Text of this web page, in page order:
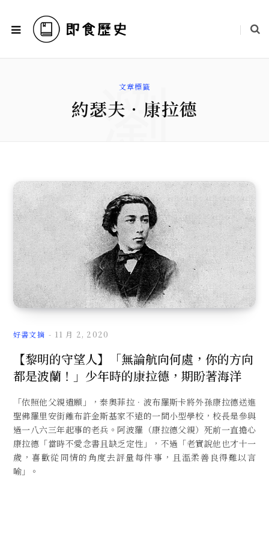
文章標籤
約瑟夫．康拉德
瀏
覽
文
章
好書文摘 11 月 2, 2020
【黎明的守望人】「無論航向何處，你的方向
都是波蘭！」少年時的康拉德，期盼著海洋
「依照他父親遺願」，泰奧菲拉．波布羅斯卡將外孫康拉德送進
聖佛羅里安街離布許金斯基家不遠的一間小型學校，校長是參與
過一八六三年起事的老兵。阿波羅（康拉德父親）死前一直擔心
康拉德「當時不愛念書且缺乏定性」，不過「老實說他也才十一
歲，喜歡從同情的角度去評量每件事，且溫柔善良得難以言
喻」。